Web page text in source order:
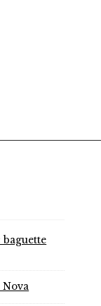
baguette
Nova